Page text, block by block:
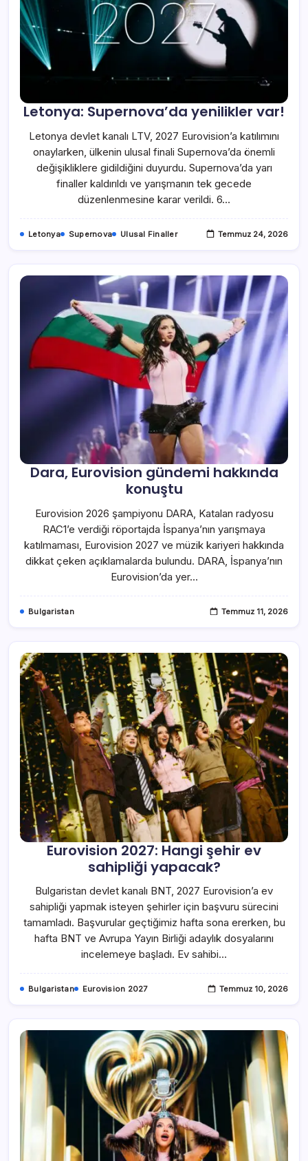
Letonya: Supernova’da yenilikler var!
Letonya devlet kanalı LTV, 2027 Eurovision’a katılımını
onaylarken, ülkenin ulusal finali Supernova’da önemli
değişikliklere gidildiğini duyurdu. Supernova’da yarı
finaller kaldırıldı ve yarışmanın tek gecede
düzenlenmesine karar verildi. 6…
Letonya Supernova Ulusal Finaller Temmuz 24, 2026
Dara, Eurovision gündemi hakkında
konuştu
Eurovision 2026 şampiyonu DARA, Katalan radyosu
RAC1’e verdiği röportajda İspanya’nın yarışmaya
katılmaması, Eurovision 2027 ve müzik kariyeri hakkında
dikkat çeken açıklamalarda bulundu. DARA, İspanya’nın
Eurovision’da yer…
Bulgaristan Temmuz 11, 2026
Eurovision 2027: Hangi şehir ev
sahipliği yapacak?
Bulgaristan devlet kanalı BNT, 2027 Eurovision’a ev
sahipliği yapmak isteyen şehirler için başvuru sürecini
tamamladı. Başvurular geçtiğimiz hafta sona ererken, bu
hafta BNT ve Avrupa Yayın Birliği adaylık dosyalarını
incelemeye başladı. Ev sahibi…
Bulgaristan Eurovision 2027 Temmuz 10, 2026